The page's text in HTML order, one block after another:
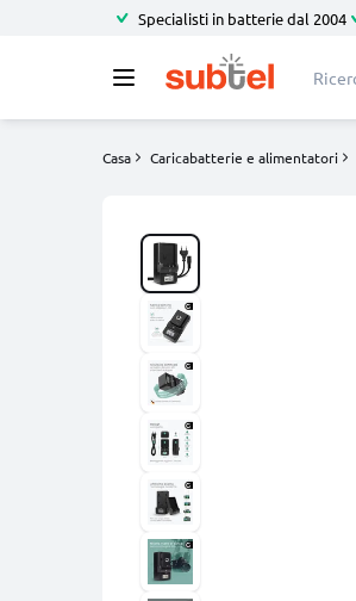
Specialisti in batterie dal 2004
Casa Caricabatterie e alimentatori